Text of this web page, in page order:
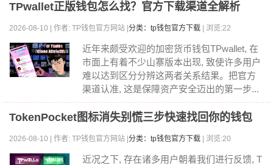
TPwallet正版钱包怎么找？官方下载渠道全解析
2026-08-10 | 作者: TP钱包官方网站 | 分类：tp钱包官方下载 | 浏览:22
近年来颇受欢迎的加密货币钱包TPwallet, 在
市面上有着不少山寨版本出现, 致使许多用户
难以达到区分分辨这两者关系结果。把官方
渠道认准, 这是保障资产安全迈出的第一步...
TokenPocket图标消失别慌三步快速找回你的钱包
2026-08-10 | 作者: TP钱包官方网站 | 分类：tp钱包官方下载 | 浏览:20
近况之下, 存在诸多用户朝着我们进行反馈, T